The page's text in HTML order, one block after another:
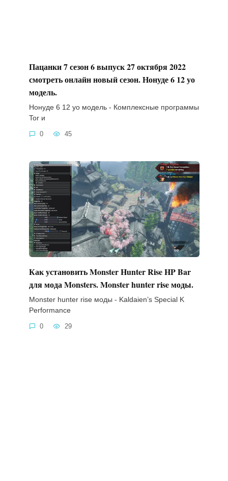
Пацанки 7 сезон 6 выпуск 27 октября 2022
смотреть онлайн новый сезон. Нонуде 6 12 уо
модель.
Нонуде 6 12 уо модель - Комплексные программы
Tor и
0 45
Как установить Monster Hunter Rise HP Bar
для мода Monsters. Monster hunter rise моды.
Monster hunter rise моды - Kaldaien’s Special K
Performance
0 29